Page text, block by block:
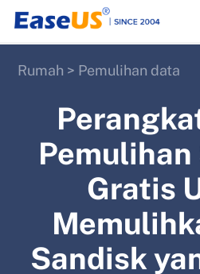
Rumah > Pemulihan data
Gratis
Sandisk